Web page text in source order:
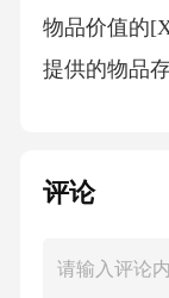
物品价值的
提供的物品
失以及因维
应承担相应
评论